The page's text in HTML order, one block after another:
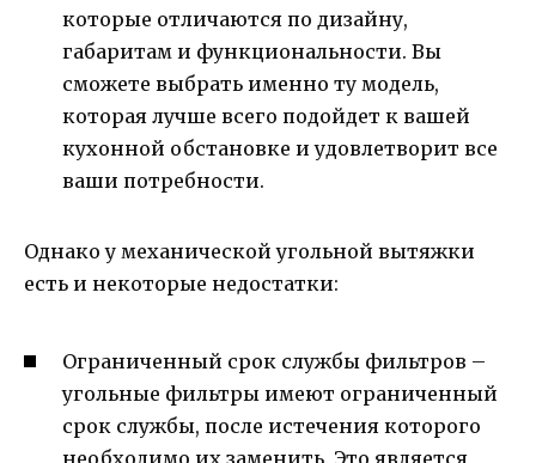
которые отличаются по дизайну,
габаритам и функциональности. Вы
сможете выбрать именно ту модель,
которая лучше всего подойдет к вашей
кухонной обстановке и удовлетворит все
ваши потребности.
Однако у механической угольной вытяжки
есть и некоторые недостатки:
Ограниченный срок службы фильтров –
угольные фильтры имеют ограниченный
срок службы, после истечения которого